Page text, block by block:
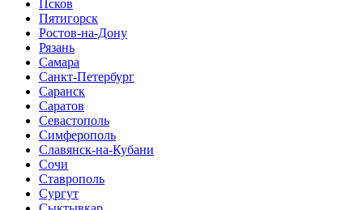
Псков
Пятигорск
Ростов-на-Дону
Рязань
Самара
Санкт-Петербург
Саранск
Саратов
Севастополь
Симферополь
Славянск-на-Кубани
Сочи
Ставрополь
Сургут